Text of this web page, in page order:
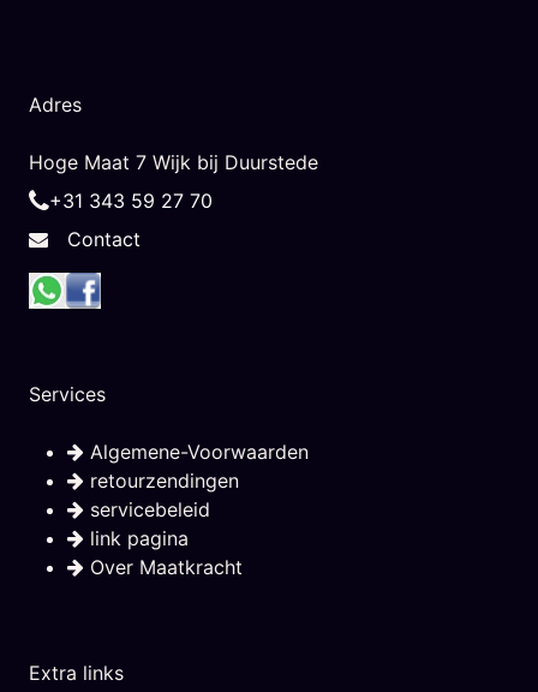
Adres
Hoge Maat 7 Wijk bij Duurstede
+31 343 59 27 70
Contact
Services
Algemene-Voorwaarden
retourzendingen
servicebeleid
link pagina
Over Maatkracht
Extra links